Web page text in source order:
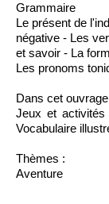
Grammaire
Le présent de
négative - Les
et savoir - La
Les pronoms
Dans cet
Jeux et
Vocabulaire
Thèmes :
Aventure